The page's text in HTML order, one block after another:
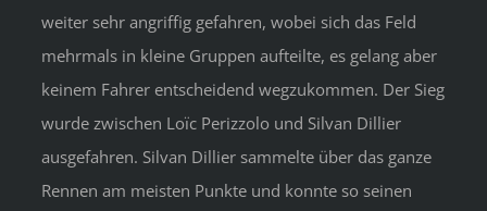
weiter sehr angriffig gefahren, wobei sich das Feld
mehrmals in kleine Gruppen aufteilte, es gelang aber
keinem Fahrer entscheidend wegzukommen. Der Sieg
wurde zwischen Loïc Perizzolo und Silvan Dillier
ausgefahren. Silvan Dillier sammelte über das ganze
Rennen am meisten Punkte und konnte so seinen